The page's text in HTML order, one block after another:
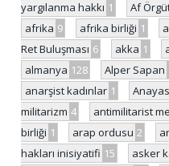
yargılanma hakkı 1 Af
afrika 9 afrika birliği 1
Ret Buluşması 6 akka 1
almanya 128 Alper Sapan
anarşist kadınlar 1
militarizm 4 antimilitarist
birliği 1 arap ordusu 2
hakları inisiyatifi 15 asker